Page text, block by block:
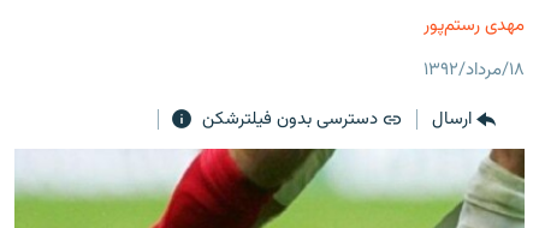
به
صفحه
فرکانس‌ها
پادکست
چندرسانه‌ای
گزارش‌های تصویری
گزارش‌های ویدئویی
زنان فردا
English
مهدی رستم‌پور
۱۸/مرداد/۱۳۹۲
ارسال
دسترسی بدون فیلترشکن